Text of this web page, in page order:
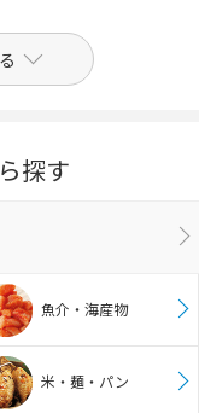
探す
魚介・海産物
米・麺・パン